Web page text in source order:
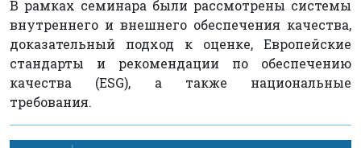
В рамках семинара были рассмотрены системы
внутреннего и внешнего обеспечения качества,
доказательный подход к оценке, Европейские
стандарты и рекомендации по обеспечению
качества (ESG), а также национальные
требования.